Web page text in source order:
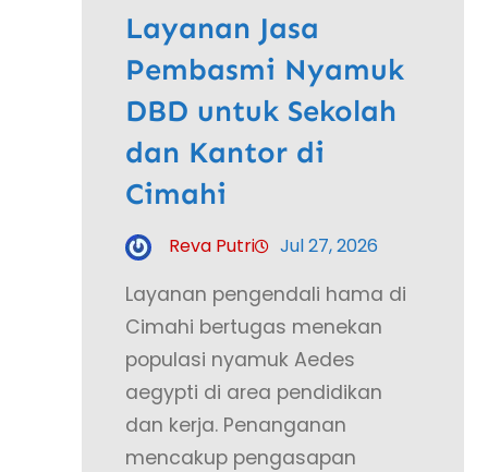
Layanan Jasa
Pembasmi Nyamuk
DBD untuk Sekolah
dan Kantor di
Cimahi
Reva Putri Jul 27, 2026
Layanan pengendali hama di
Cimahi bertugas menekan
populasi nyamuk Aedes
aegypti di area pendidikan
dan kerja. Penanganan
mencakup pengasapan